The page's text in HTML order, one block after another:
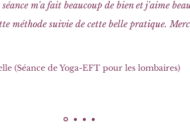
m'a fait beaucoup de bien et j'aime
méthode suivie de cette belle pratique.
(Séance de Yoga-EFT pour les lombaires)